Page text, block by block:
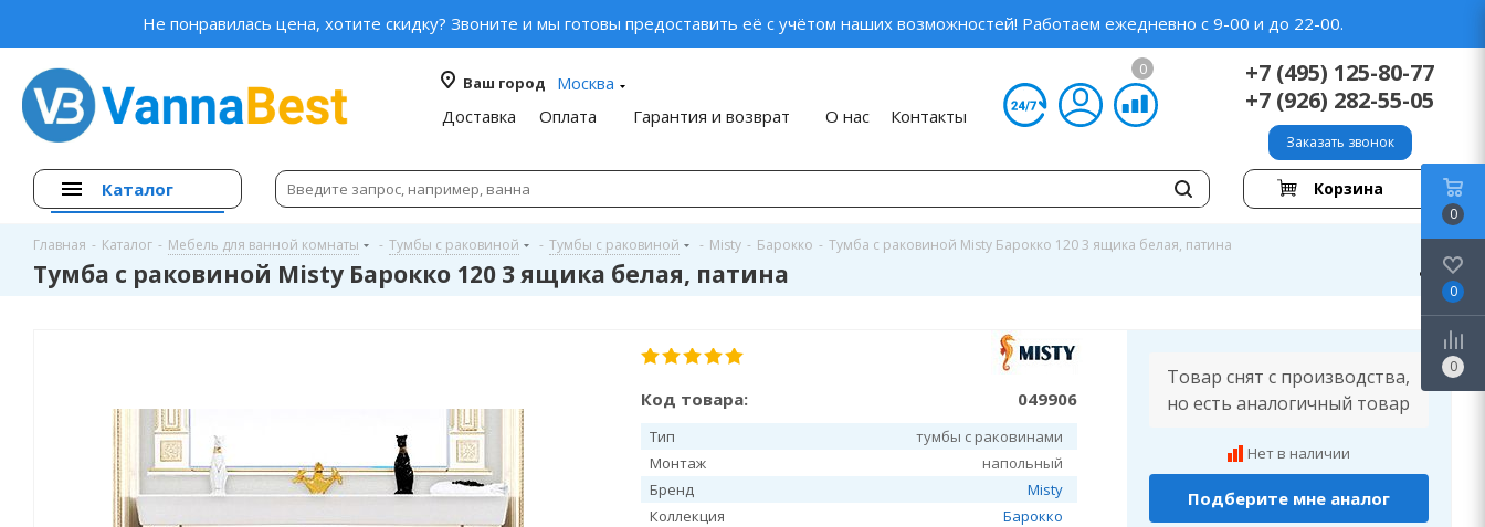
Не понравилась цена, хотите скидку? Звоните и мы готовы предоставить её с учётом наших возможностей! Работаем ежедневно с 9-00 и до 22-00.
Ваш город
Москва
Доставка
Оплата Гарантия и возврат О нас Контакты
0
+7 (495) 125-80-77
+7 (926) 282-55-05
Заказать звонок
Каталог Корзина
Главная - Каталог - Мебель для ванной комнаты - Тумбы с раковиной - Тумбы с раковиной - Misty - Барокко - Тумба с раковиной Misty Барокко 120 3 ящика белая, патина
Тумба с раковиной Misty Барокко 120 3 ящика белая, патина
Код товара: 049906
Тип
тумбы с раковинами
Монтаж
напольный
Бренд
Misty
Коллекция
Барокко
Товар снят с производства,
но есть аналогичный товар
Нет в наличии
Подберите мне аналог
0
0
0